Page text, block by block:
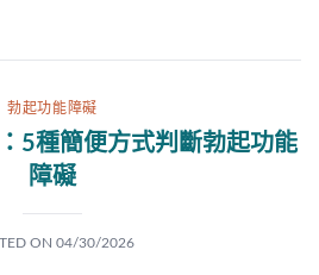
勃起功能障礙
5種簡便方式判斷勃起功能
障礙
ON 04/30/2026